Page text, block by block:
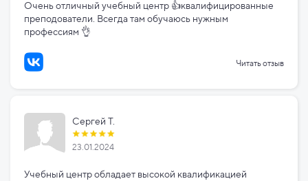
Очень отличный учебный центр 👍квалифицированные
преподователи. Всегда там обучаюсь нужным
профессиям 👌
Читать отзыв
Сергей Т.
23.01.2024
Учебный центр обладает высокой квалификацией